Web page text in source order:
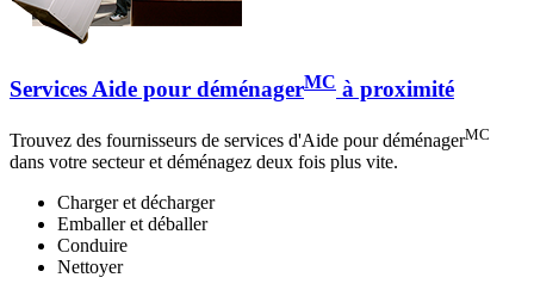
Services Aide pour déménagerMC à proximité
Trouvez des fournisseurs de services d'Aide pour déménagerMC
dans votre secteur et déménagez deux fois plus vite.
Charger et décharger
Emballer et déballer
Conduire
Nettoyer